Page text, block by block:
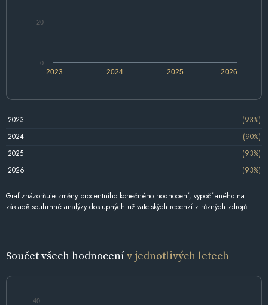
2024 2026
2023 2025
0
20
2023
(93%)
2024
(90%)
2025
(93%)
2026
(93%)
Graf znázorňuje změny procentního konečného hodnocení, vypočítaného na
základě souhrnné analýzy dostupných uživatelských recenzí z různých zdrojů.
Součet všech hodnocenív jednotlivých letech
40